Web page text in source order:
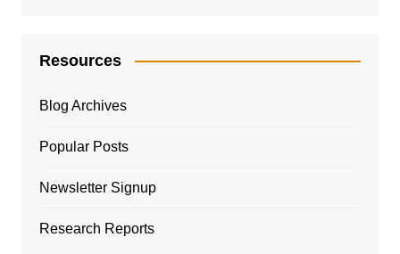
Resources
Blog Archives
Popular Posts
Newsletter Signup
Research Reports